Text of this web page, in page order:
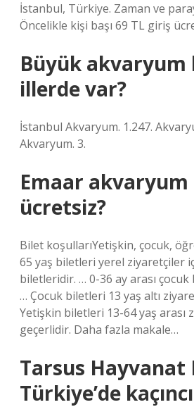
İstanbul, Türkiye. Zaman ve
Öncelikle kişi başı 69 TL giriş
Büyük akvaryum
illerde var?
İstanbul Akvaryum. 1.247.
Akvaryum. 3.
Emaar
ücretsiz?
Bilet koşullarıYetişkin, çocuk,
65 yaş biletleri yerel ziyaretçiler
biletleridir. … 0-36 ay arası
… Çocuk biletleri 13 yaş altı
Yetişkin biletleri 13-64 yaş arası
geçerlidir. Daha fazla makale…
Tarsus Hayvanat
Türkiye’de